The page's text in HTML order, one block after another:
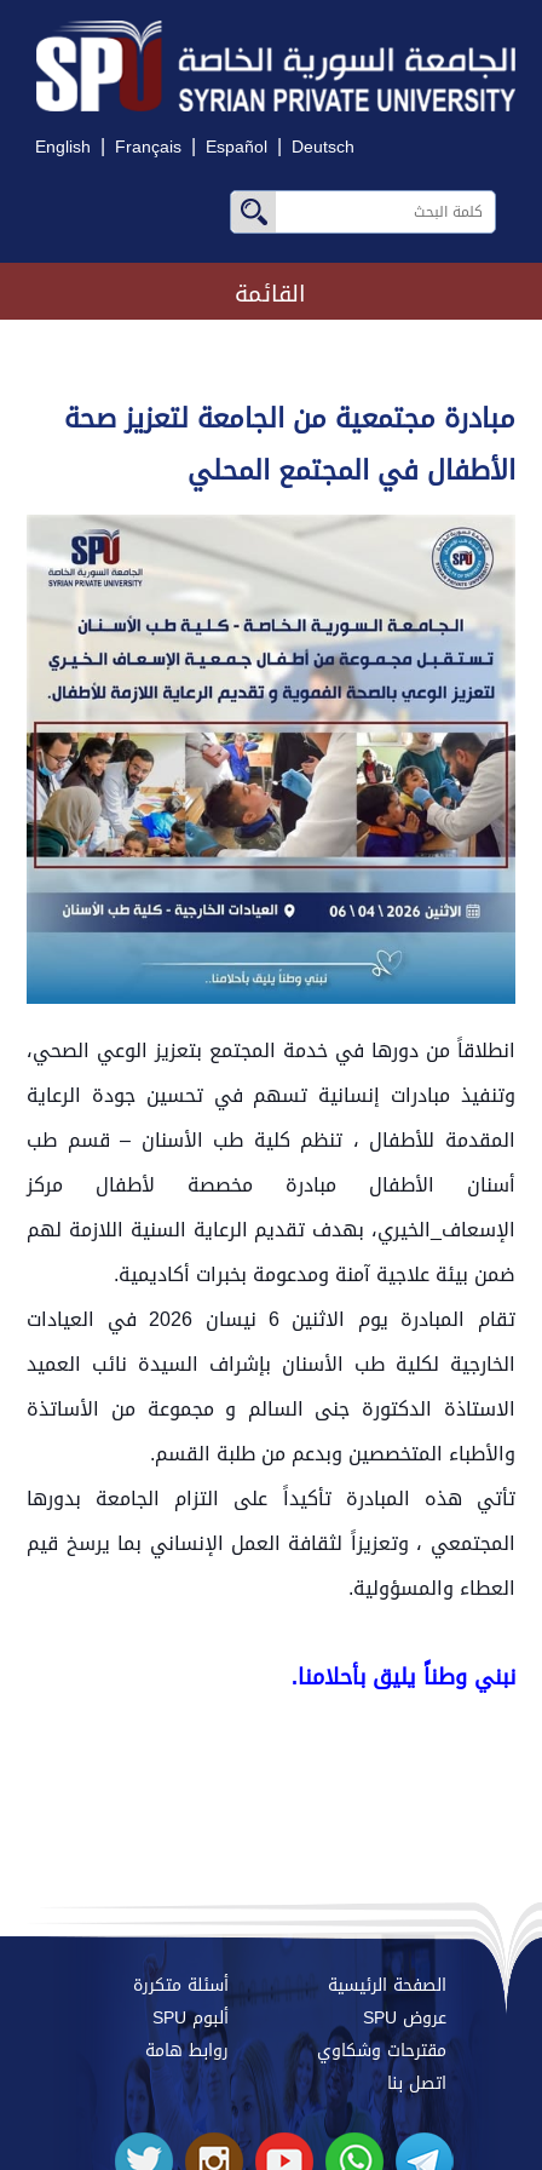
English | Français | Español | Deutsch
القائمة
مبادرة مجتمعية من الجامعة لتعزيز صحة
الأطفال في المجتمع المحلي
انطلاقاً من دورها في خدمة المجتمع بتعزيز الوعي الصحي،
وتنفيذ مبادرات إنسانية تسهم في تحسين جودة الرعاية
المقدمة للأطفال ، تنظم كلية طب الأسنان – قسم طب
أسنان الأطفال مبادرة مخصصة لأطفال مركز
الإسعاف_الخيري، بهدف تقديم الرعاية السنية اللازمة لهم
ضمن بيئة علاجية آمنة ومدعومة بخبرات أكاديمية.
تقام المبادرة يوم الاثنين 6 نيسان 2026 في العيادات
الخارجية لكلية طب الأسنان بإشراف السيدة نائب العميد
الاستاذة الدكتورة جنى السالم و مجموعة من الأساتذة
والأطباء المتخصصين وبدعم من طلبة القسم.
تأتي هذه المبادرة تأكيداً على التزام الجامعة بدورها
المجتمعي ، وتعزيزاً لثقافة العمل الإنساني بما يرسخ قيم
العطاء والمسؤولية.
نبني وطناً يليق بأحلامنا.
الصفحة الرئيسية
أسئلة متكررة
عروض SPU
ألبوم SPU
مقترحات وشكاوي
روابط هامة
اتصل بنا